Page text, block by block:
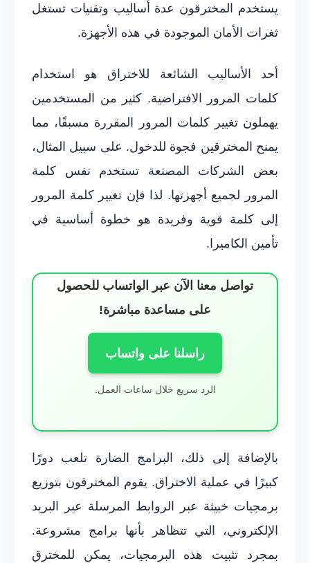
يستخدم المخترقون عدة أساليب وتقنيات تستغل
ثغرات الأمان الموجودة في هذه الأجهزة.
أحد الأساليب الشائعة للاختراق هو استخدام
كلمات المرور الافتراضية. كثير من المستخدمين
يهملون تغيير كلمات المرور المقررة مسبقًا، مما
يمنح المخترقين فجوة للدخول. على سبيل المثال،
بعض الشركات المصنعة تستخدم نفس كلمة
المرور لجميع أجهزتها. لذا فإن تغيير كلمة المرور
إلى كلمة قوية وفريدة هو خطوة أساسية في
تأمين الكاميرا.
تواصل معنا الآن عبر الواتساب للحصول
على مساعدة مباشرة!
راسلنا على واتساب
الرد سريع خلال ساعات العمل.
بالإضافة إلى ذلك، البرامج الضارة تلعب دورًا
كبيرًا في عملية الاختراق. يقوم المخترقون بتوزيع
برمجيات خبيثة عبر الروابط المرسلة عبر البريد
الإلكتروني، التي تتظاهر بأنها برامج مشروعة.
بمجرد تثبيت هذه البرمجيات، يمكن للمخترق